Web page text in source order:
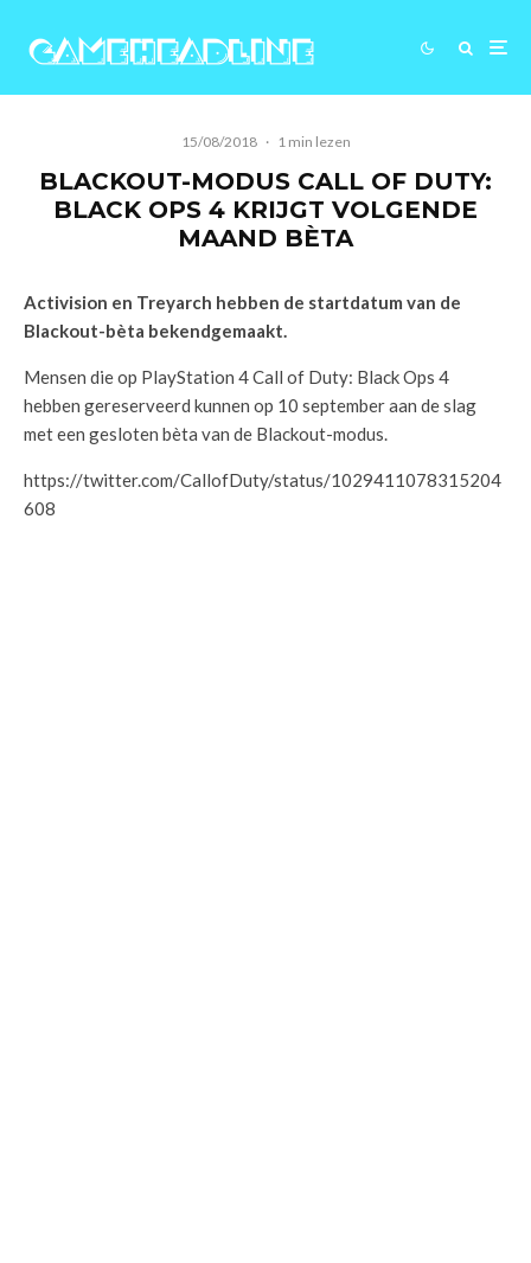
15/08/2018 · 1 min lezen
BLACKOUT-MODUS CALL OF DUTY:
BLACK OPS 4 KRIJGT VOLGENDE
MAAND BÈTA
Activision en Treyarch hebben de startdatum van de
Blackout-bèta bekendgemaakt.
Mensen die op PlayStation 4 Call of Duty: Black Ops 4
hebben gereserveerd kunnen op 10 september aan de slag
met een gesloten bèta van de Blackout-modus.
https://twitter.com/CallofDuty/status/1029411078315204
608